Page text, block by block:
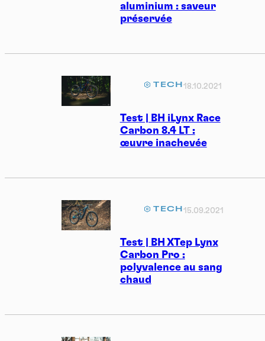
aluminium : saveur
préservée
Test | BH iLynx Race
Carbon 8.4 LT :
œuvre inachevée
TECH18.10.2021
Test | BH XTep Lynx
Carbon Pro :
polyvalence au sang
chaud
TECH15.09.2021